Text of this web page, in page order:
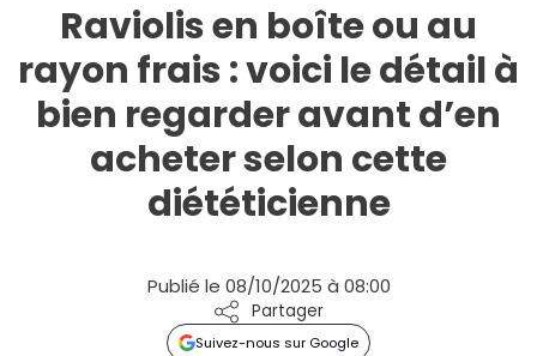
Raviolis en boîte ou au
rayon frais : voici le détail à
bien regarder avant d’en
acheter selon cette
diététicienne
Publié le 08/10/2025 à 08:00
Partager
Suivez-nous sur Google